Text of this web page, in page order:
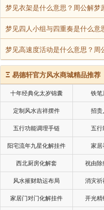
梦见衣架是什么意思？周公解梦
梦见四人小组与四重奏是什么意
梦见高速度活动是什么意思？周
Ξ 易德轩官方风水商城精品推荐
十年经典化太岁锦囊 铁
定制风水吉祥摆件 招
五行功能调理手链 五
阳宅流年九星化解挂件 家
西北厨房化解套 祝由
风水摧财助运布局 消灾
家居门对门化解挂件 开光